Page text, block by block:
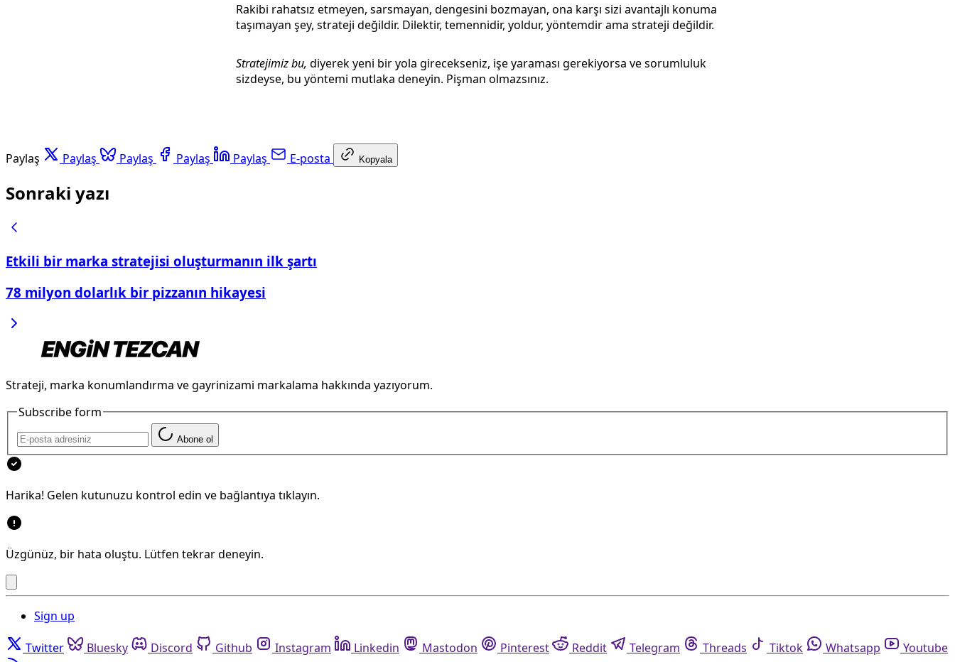
Rakibi rahatsız etmeyen, sarsmayan, dengesini bozmayan, ona karşı sizi avantajlı konuma
taşımayan şey, strateji değildir. Dilektir, temennidir, yoldur, yöntemdir ama strateji değildir.
Stratejimiz bu, diyerek yeni bir yola girecekseniz, işe yaraması gerekiyorsa ve sorumluluk
sizdeyse, bu yöntemi mutlaka deneyin. Pişman olmazsınız.
Paylaş Paylaş Paylaş Paylaş Paylaş E-posta Kopyala
Sonraki yazı
Etkili bir marka stratejisi oluşturmanın ilk şartı
78 milyon dolarlık bir pizzanın hikayesi
Strateji, marka konumlandırma ve gayrinizami markalama hakkında yazıyorum.
Subscribe form
Abone ol
Harika! Gelen kutunuzu kontrol edin ve bağlantıya tıklayın.
Üzgünüz, bir hata oluştu. Lütfen tekrar deneyin.
Sign up
Twitter Bluesky Discord Github Instagram Linkedin Mastodon Pinterest Reddit Telegram Threads Tiktok Whatsapp
Youtube